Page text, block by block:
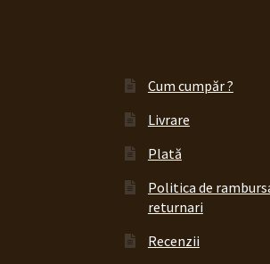
Cum cumpăr ?
Livrare
Plată
Politica de
returnari
Recenzii